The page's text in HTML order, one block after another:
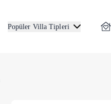
Popüler Villa Tipleri